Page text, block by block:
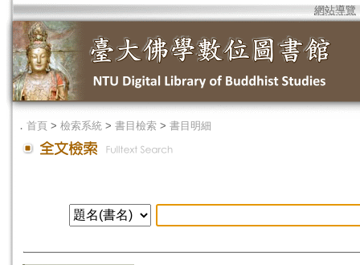
網站導覽
． 首頁 > 檢索系統 > 書目檢索 > 書目明細